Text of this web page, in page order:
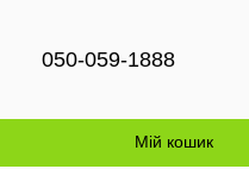
050-059-1888
Мій кошик